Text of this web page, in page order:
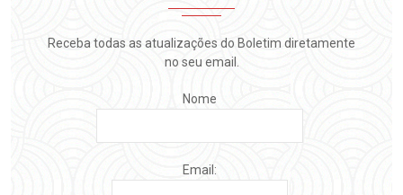
Receba todas as atualizações do Boletim diretamente
no seu email.
Nome
Email: